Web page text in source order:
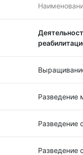
Разведение
Разведение
Разведение